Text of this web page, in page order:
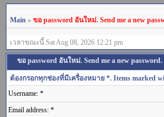
Main » ขอ password อันใหม่. Send me a new
เวลาขณะนี้ Sat Aug 08, 2026 12:21 pm
ขอ password อันใหม่. Send me a new password.
ต้องกรอกทุกช่องที่มีเครื่องหมาย *. Items marked
Username: *
Email address: *